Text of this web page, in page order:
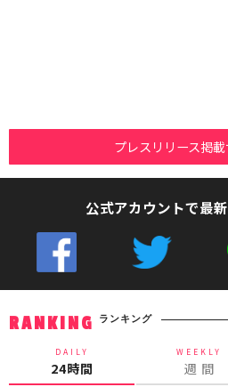
プレスリリース掲
公式アカウントで最
RANKING ランキング
DAILY
24時間
WEEKLY
週 間